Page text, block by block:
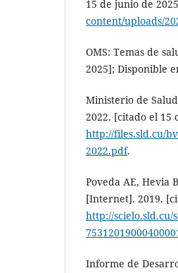
15 de junio de
content/uploads/
OMS: Temas de
2025]; Disponible
Ministerio de
2022. [citado el 15
http://files.sld.cu/
2022.pdf.
Poveda AE, Hevia
[Internet]. 2019.
http://scielo.sld.cu/
Informe de